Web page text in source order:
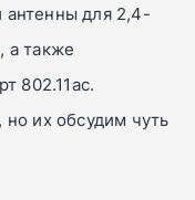
антенны для 2,4-
а также
802.11ac.
но их обсудим чуть